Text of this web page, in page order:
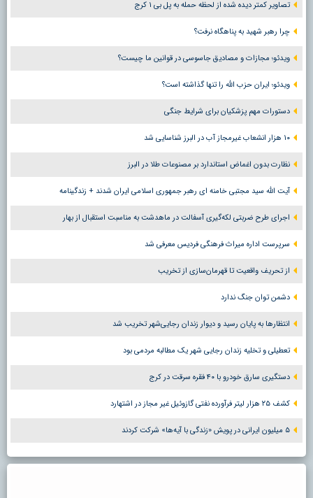
تصاویر کمتر دیده شده از لحظه حمله به پل بی ۱ کرج
چرا رهبر شهید به پناهگاه نرفت؟
ویدئو؛ مجازات و مصادیق جاسوسی در قوانین ما چیست؟
ویدئو؛ ایران حزب الله را تنها گذاشته است؟
دستورات مهم پزشکیان برای شرایط جنگی
۱۰ هزار انشعاب غیرمجاز آب در البرز شناسایی شد
نظارت بدون اغماض استاندارد بر مصنوعات طلا در البرز
آیت الله سید مجتبی خامنه ای رهبر جمهوری اسلامی ایران شدند + زندگینامه
اجرای طرح ضربتی لکه‌گیری آسفالت در ماهدشت به مناسبت استقبال از بهار
سرپرست اداره میراث فرهنگی فردیس معرفی شد
از تحریف واقعیت تا قهرمان‌سازی از تخریب
دشمن توان جنگ ندارد
انتظارها به پایان رسید و دیوار زندان رجایی‌شهر تخریب شد
تعطیلی و تخلیه زندان رجایی شهر یک مطالبه مردمی بود
دستگیری سارق خودرو با ۴۰ فقره سرقت در کرج
کشف ۲۵ هزار لیتر فرآورده نفتی گازوئیل غیر مجاز در اشتهارد
۵ میلیون ایرانی در پویش «زندگی با آیه‌ها» شرکت کردند